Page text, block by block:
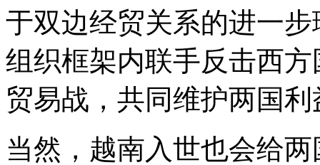
于双边经贸关系的进一
组织框架内联手反击西
贸易战，共同维护两国利
当然，越南入世也会给